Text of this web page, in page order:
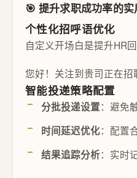
🎯 提升求职成功率的
个性化招呼语优化
自定义开场白是提升HR
您好！关注到贵司正在
智能投递策略配置
分批投递设置：避免
时间延迟优化：配置
结果追踪分析：实时